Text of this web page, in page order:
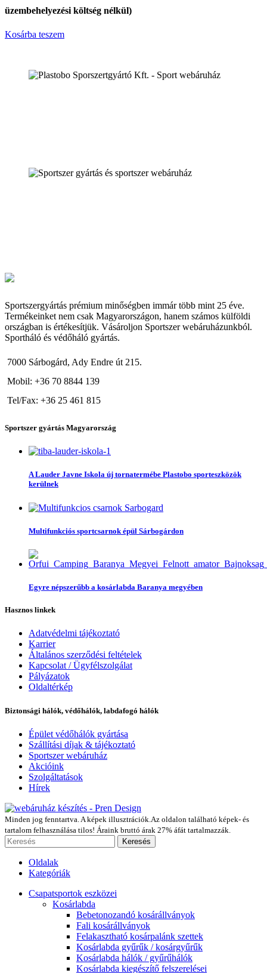
üzembehelyezési költség nélkül)
Kosárba teszem
Sportszergyártás prémium minőségben immár több mint 25 éve.
Termékeinket nem csak Magyarországon, hanem számos külföldi
országban is értékesítjük. Vásároljon Sportszer webáruházunkból.
Sportháló és védőháló gyártás.
7000 Sárbogárd, Ady Endre út 215.
Mobil: +36 70 8844 139
Tel/Fax: +36 25 461 815
Sportszer gyártás Magyarország
A Lauder Javne Iskola új tornatermébe Plastobo sporteszközök
kerülnek
Multifunkciós sportcsarnok épül Sárbogárdon
Egyre népszerűbb a kosárlabda Baranya megyében
Hasznos linkek
Adatvédelmi tájékoztató
Karrier
Általános szerződési feltételek
Kapcsolat / Ügyfélszolgálat
Pályázatok
Oldaltérkép
Biztonsági hálók, védőhálók, labdafogó hálók
Épület védőhálók gyártása
Szállítási díjak & tájékoztató
Sportszer webáruház
Akcióink
Szolgáltatások
Hírek
Minden jog fenntartva. A képek illusztrációk.Az oldalon található képek- és
tartalom felhasználása tilos! Áraink bruttó árak 27% áfát tartalmazzák.
Keresés
Oldalak
Kategóriák
Csapatsportok eszközei
Kosárlabda
Bebetonozandó kosárállványok
Fali kosárállványok
Felakasztható kosárpalánk szettek
Kosárlabda gyűrűk / kosárgyűrűk
Kosárlabda hálók / gyűrűhálók
Kosárlabda kiegészítő felszerelései